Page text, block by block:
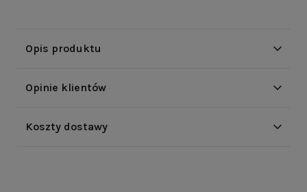
Opis produktu
Opinie klientów
Koszty dostawy